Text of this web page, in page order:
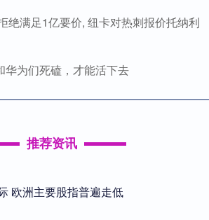
绝满足1亿要价, 纽卡对热刺报价托纳利
华为们死磕，才能活下去
推荐资讯
欧洲主要股指普遍走低